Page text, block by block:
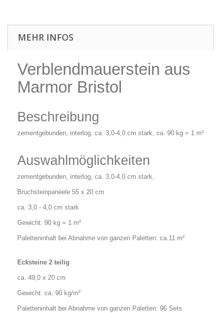
MEHR INFOS
Verblendmauerstein aus
Marmor Bristol
Beschreibung
zementgebunden, interlog, ca. 3,0-4,0 cm stark, ca. 90 kg = 1 m²
Auswahlmöglichkeiten
zementgebunden, interlog, ca. 3,0-4,0 cm stark,
Bruchsteinpaneele 55 x 20 cm
ca. 3,0 - 4,0 cm stark
Gewicht: 90 kg = 1 m²
Paletteninhalt bei Abnahme von ganzen Paletten: ca.11 m²
Ecksteine 2 teilig
ca. 49,0 x 20 cm
Gewicht: ca. 90 kg/m²
Paletteninhalt bei Abnahme von ganzen Paletten: 96 Sets